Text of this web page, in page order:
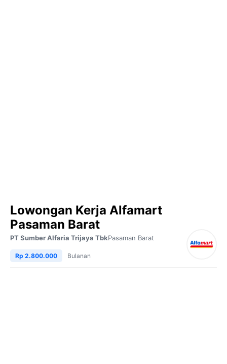
Lowongan Kerja Alfamart
Pasaman Barat
PT Sumber Alfaria Trijaya TbkPasaman Barat
Rp 2.800.000 Bulanan